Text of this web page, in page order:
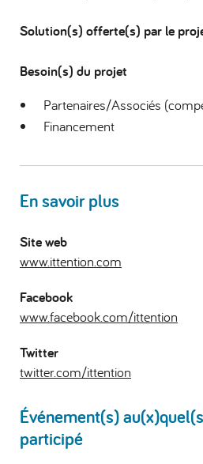
Solution(s) offerte(s) par le
Besoin(s) du projet
Partenaires/Associés
Financement
En savoir plus
Site web
www.ittention.com
Facebook
www.facebook.com/ittention
Twitter
twitter.com/ittention
Événement(s)
participé